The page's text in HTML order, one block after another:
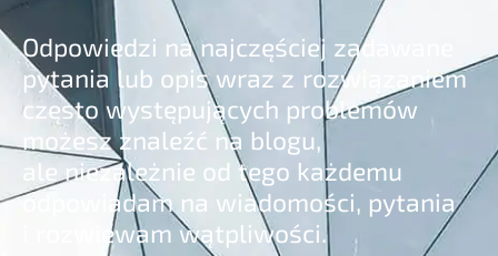
Odpowiedzi na najczęściej zadawane
pytania lub opis wraz z rozwiązaniem
często występujących problemów
możesz znaleźć na blogu,
ale niezależnie od tego każdemu
odpowiadam na wiadomości, pytania
i rozwiewam wątpliwości.